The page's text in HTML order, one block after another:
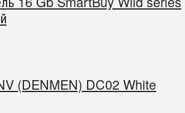
(DENMEN) DC02 White